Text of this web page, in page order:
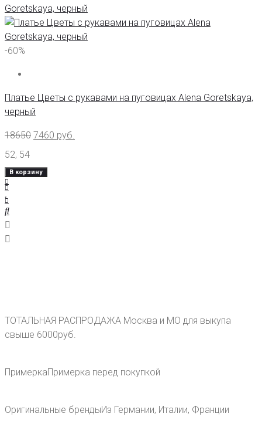
-60%
Платье Цветы с рукавами на пуговицах Alena Goretskaya,
черный
18650 7460 руб.
52, 54
В корзину
ТОТАЛЬНАЯ РАСПРОДАЖА Москва и МО для выкупа
свыше 6000руб.
ПримеркаПримерка перед покупкой
Оригинальные брендыИз Германии, Италии, Франции